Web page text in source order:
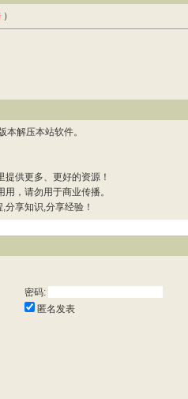
）
解压本站软件。
供更多、更好的资源！
，请勿用于商业传播。
享知识,分享经验！
密码:
匿名发表